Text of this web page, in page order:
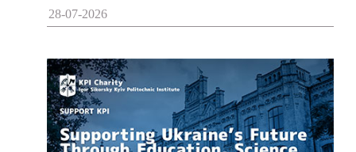
28-07-2026